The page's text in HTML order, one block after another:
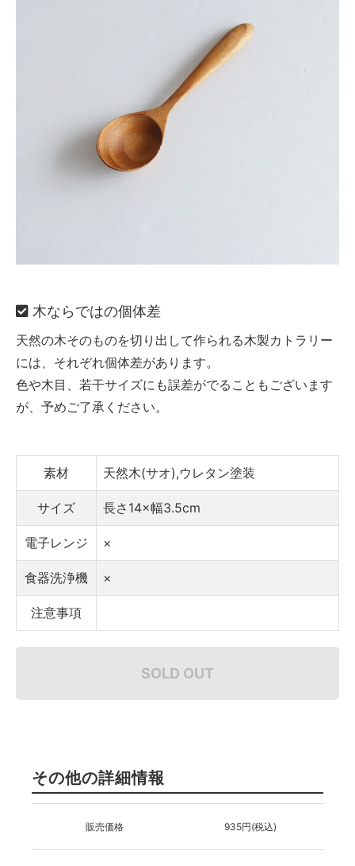
木ならではの個体差
天然の木そのものを切り出して作られる木製カトラリー
には、それぞれ個体差があります。
色や木目、若干サイズにも誤差がでることもございます
が、予めご了承ください。
素材 天然木(サオ),ウレタン塗装
サイズ 長さ14×幅3.5cm
電子レンジ ×
食器洗浄機 ×
注意事項
SOLD OUT
その他の詳細情報
販売価格 935円(税込)